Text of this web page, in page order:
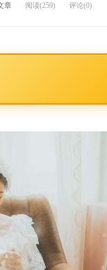
章 阅读(259) 评论(0)